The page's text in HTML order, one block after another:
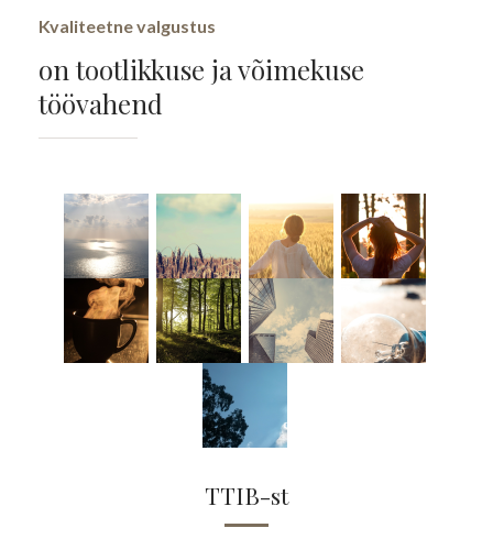
Kvaliteetne valgustus
on tootlikkuse ja võimekuse
töövahend
TTIB-st